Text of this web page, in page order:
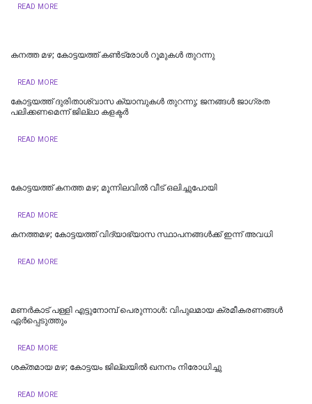
READ MORE
കനത്ത മഴ; കോട്ടയത്ത് കണ്‍ട്രോള്‍ റൂമുകള്‍ തുറന്നു
READ MORE
കോട്ടയത്ത് ദുരിതാശ്വാസ ക്യാമ്പുകള്‍ തുറന്നു; ജനങ്ങള്‍ ജാഗ്രത
പലിക്കണമെന്ന് ജില്ലാ കളക്ടര്‍
READ MORE
കോട്ടയത്ത് കനത്ത മഴ; മൂന്നിലവിൽ വീട് ഒലിച്ചുപോയി
READ MORE
കനത്തമഴ; കോട്ടയത്ത് വിദ്യാഭ്യാസ സ്ഥാപനങ്ങള്‍ക്ക് ഇന്ന് അവധി
READ MORE
മണർകാട് പള്ളി എട്ടുനോമ്പ് പെരുന്നാൾ: വിപുലമായ ക്രമീകരണങ്ങൾ
ഏർപ്പെടുത്തും
READ MORE
ശക്തമായ മഴ; കോട്ടയം ജില്ലയില്‍ ഖനനം നിരോധിച്ചു
READ MORE